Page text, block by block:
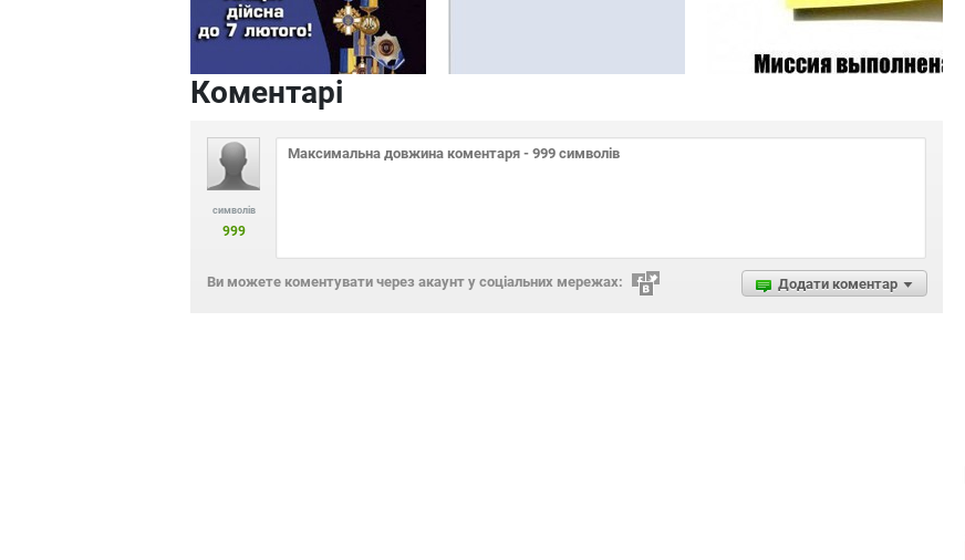
Коментарі
символів
999
Додати коментар
Ви можете коментувати через акаунт у соціальних мережах: